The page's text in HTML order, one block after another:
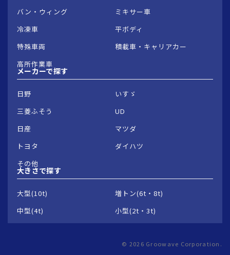
バン・ウィング
ミキサー車
冷凍車
平ボディ
特殊車両
積載車・キャリアカー
高所作業車
メーカーで探す
日野
いすゞ
三菱ふそう
UD
日産
マツダ
トヨタ
ダイハツ
その他
大きさで探す
大型(10t)
増トン(6t・8t)
中型(4t)
小型(2t・3t)
© 2026 Groowave Corporation.